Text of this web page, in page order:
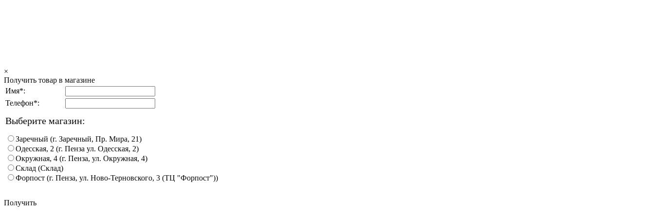
×
Получить товар в магазине
Имя*:
Телефон*:
Выберите магазин:
Заречный (г. Заречный, Пр. Мира, 21)
Одесская, 2 (г. Пенза ул. Одесская, 2)
Окружная, 4 (г. Пенза, ул. Окружная, 4)
Склад (Склад)
Форпост (г. Пенза, ул. Ново-Терновского, 3 (ТЦ "Форпост"))
Получить